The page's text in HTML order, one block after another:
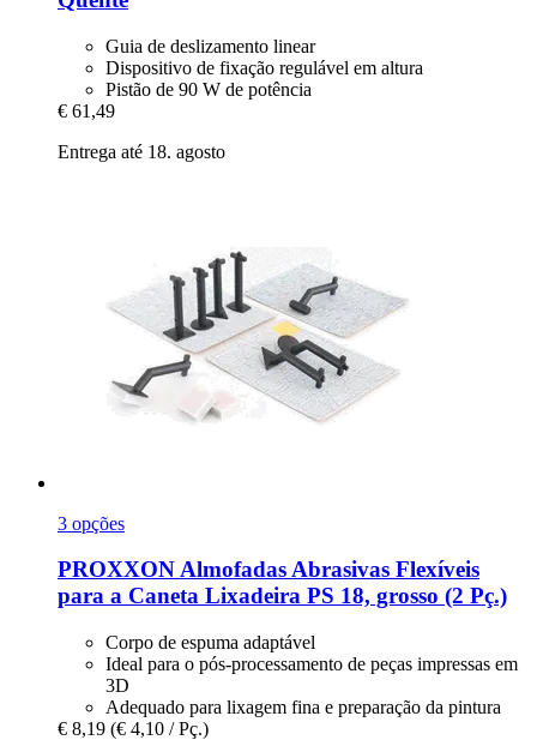
Guia de deslizamento linear
Dispositivo de fixação regulável em altura
Pistão de 90 W de potência
€ 61,49
Entrega até 18. agosto
3 opções
PROXXONAlmofadas Abrasivas Flexíveis
para a Caneta Lixadeira PS 18, grosso (2 Pç.)
Corpo de espuma adaptável
Ideal para o pós-processamento de peças impressas em
3D
Adequado para lixagem fina e preparação da pintura
€ 8,19 (€ 4,10 / Pç.)